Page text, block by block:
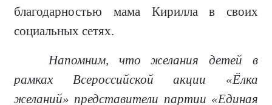
благодарностью мама Кирилла в своих
социальных сетях.
Напомним, что желания детей в
рамках Всероссийской акции «Ёлка
желаний» представители партии «Единая